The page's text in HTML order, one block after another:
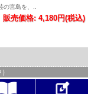
宮島を、..
販売価格: 4,180円(税込)